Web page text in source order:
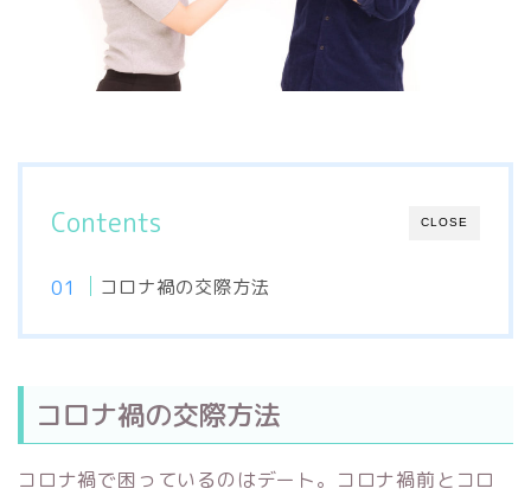
CLOSE
Contents
コロナ禍の交際方法
コロナ禍の交際方法
コロナ禍で困っているのはデート。コロナ禍前とコロ